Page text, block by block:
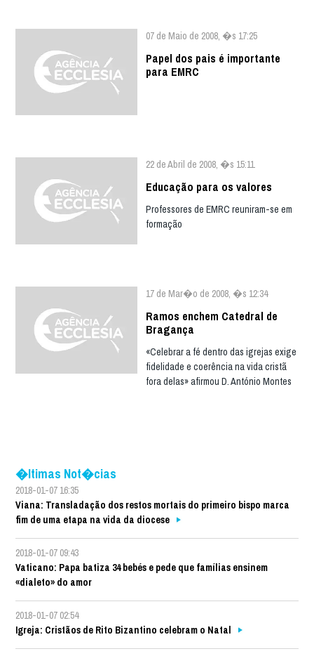
07 de Maio de 2008, �s 17:25
Papel dos pais é importante
para EMRC
22 de Abril de 2008, �s 15:11
Educação para os valores
Professores de EMRC reuniram-se em
formação
17 de Mar�o de 2008, �s 12:34
Ramos enchem Catedral de
Bragança
«Celebrar a fé dentro das igrejas exige
fidelidade e coerência na vida cristã
fora delas» afirmou D. António Montes
�ltimas Not�cias
2018-01-07 16:35
Viana: Transladação dos restos mortais do primeiro bispo marca
fim de uma etapa na vida da diocese
2018-01-07 09:43
Vaticano: Papa batiza 34 bebés e pede que famílias ensinem
«dialeto» do amor
2018-01-07 02:54
Igreja: Cristãos de Rito Bizantino celebram o Natal